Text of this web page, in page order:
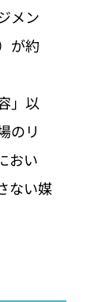
メン
が約
」以
のリ
おい
ない媒